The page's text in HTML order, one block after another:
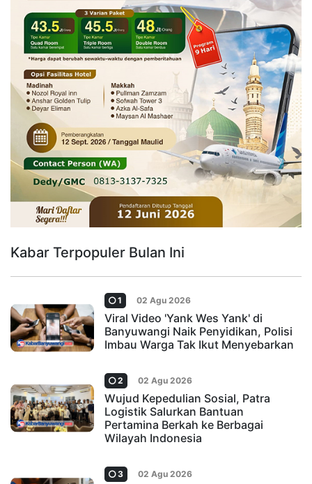
Kabar Terpopuler Bulan Ini
1 02 Agu 2026
Viral Video 'Yank Wes Yank' di
Banyuwangi Naik Penyidikan, Polisi
Imbau Warga Tak Ikut Menyebarkan
2 02 Agu 2026
Wujud Kepedulian Sosial, Patra
Logistik Salurkan Bantuan
Pertamina Berkah ke Berbagai
Wilayah Indonesia
3 02 Agu 2026